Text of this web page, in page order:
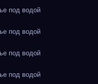
под водой
под водой
под водой
под водой